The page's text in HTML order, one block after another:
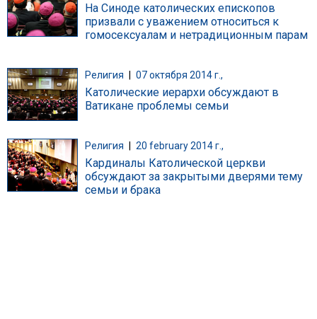
На Синоде католических епископов
призвали с уважением относиться к
гомосексуалам и нетрадиционным парам
Религия 07 октября 2014 г.,
Католические иерархи обсуждают в
Ватикане проблемы семьи
Религия 20 february 2014 г.,
Кардиналы Католической церкви
обсуждают за закрытыми дверями тему
семьи и брака